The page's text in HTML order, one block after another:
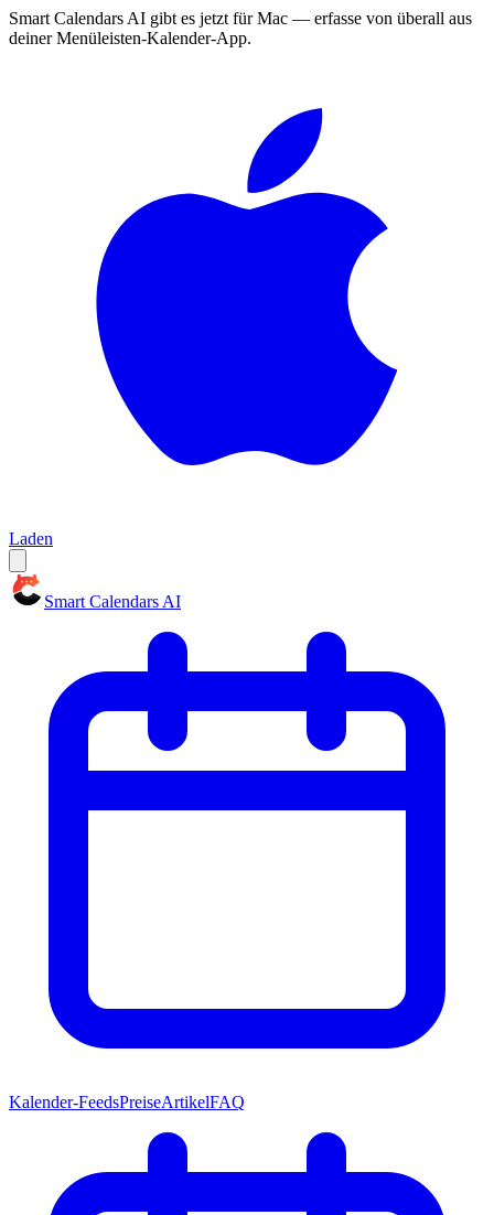
Smart Calendars AI gibt es jetzt für Mac — erfasse von überall aus
deiner Menüleisten-Kalender-App.
Laden
Smart Calendars AI
Kalender-FeedsPreiseArtikelFAQ